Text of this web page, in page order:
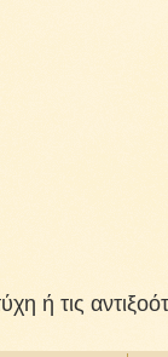
ή τις